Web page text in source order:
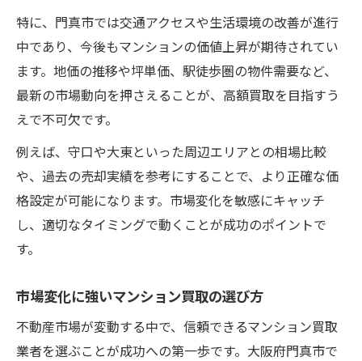
特に、門真市では交通アクセスや生活環境の改善が進行
中であり、今後もマンションの価値上昇が期待されてい
ます。地価の推移や坪単価、駅徒歩圏の物件需要など、
最新の市場動向を押さえることが、高額買取を目指すう
えで不可欠です。
例えば、守口や大東といった周辺エリアとの相場比較
や、過去の売却実績を参考にすることで、より正確な価
格設定が可能になります。市場変化を敏感にキャッチ
し、適切なタイミングで動くことが成功のポイントで
す。
市場変化に強いマンション買取の選び方
不動産市場が変動する中で、信頼できるマンション買取
業者を選ぶことが成功への第一歩です。大阪府門真市で